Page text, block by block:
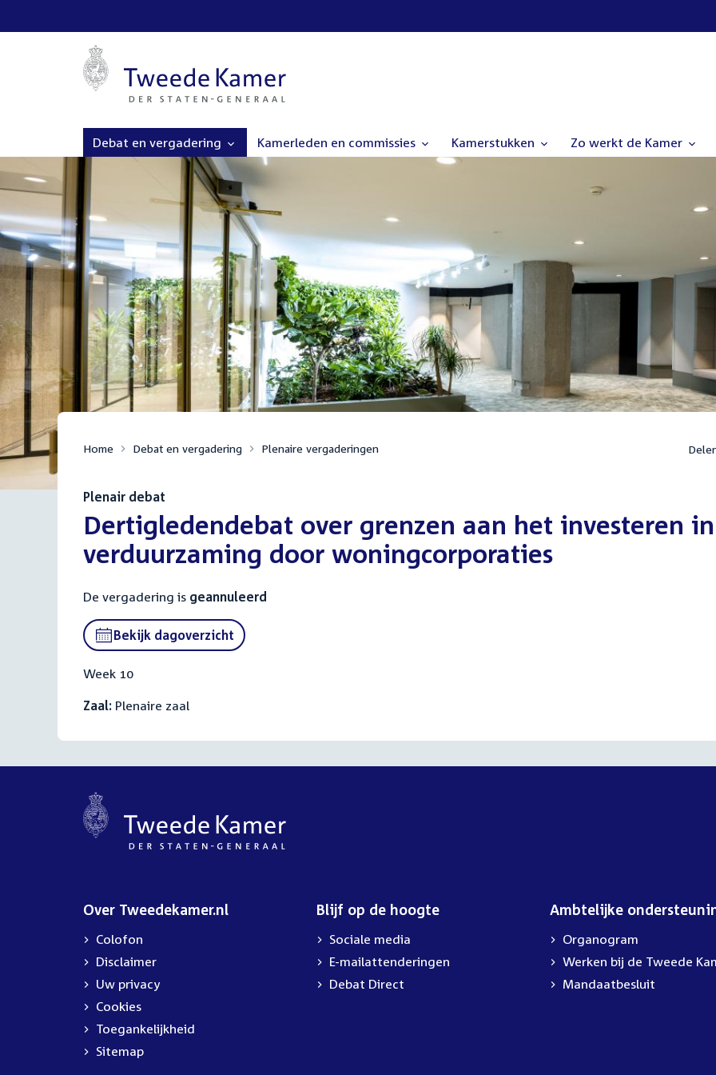
Debat en vergadering Kamerleden en commissies Kamerstukken Zo werkt de Kamer
Home Debat en vergadering Plenaire vergaderingen
Plenair debat
:Dertigledendebat over grenzen aan het investeren in
verduurzaming door woningcorporaties
De vergadering is geannuleerd
Bekijk dagoverzicht
Week 10
Zaal: Plenaire zaal
Over Tweedekamer.nl
Colofon
Disclaimer
Uw privacy
Cookies
Toegankelijkheid
Sitemap
Blijf op de hoogte
Sociale media
E-mailattenderingen
Debat Direct
Ambtelijke
Organogram
External
link:
Werken bij de Tweede
Mandaatbesluit